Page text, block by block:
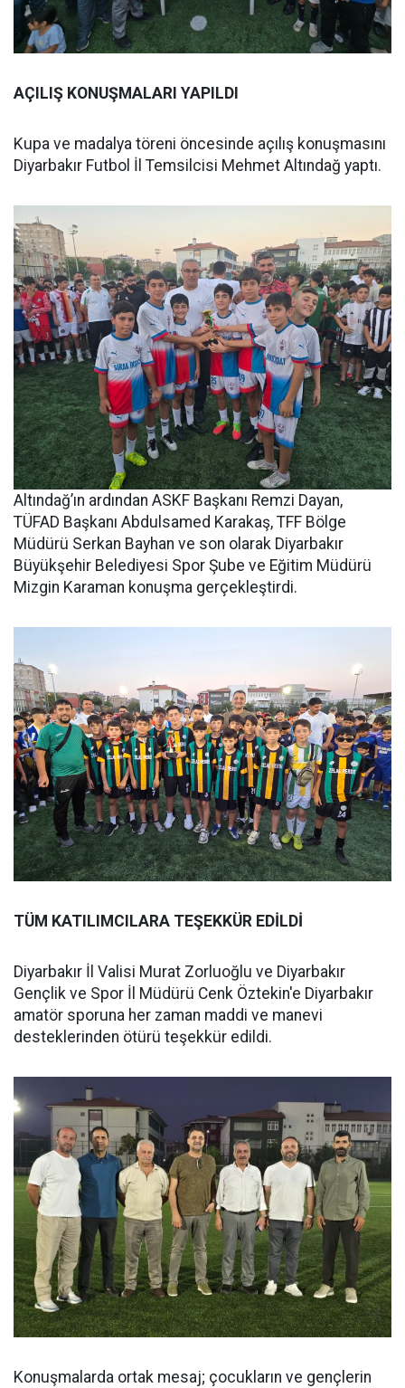
AÇILIŞ KONUŞMALARI YAPILDI
Kupa ve madalya töreni öncesinde açılış konuşmasını
Diyarbakır Futbol İl Temsilcisi Mehmet Altındağ yaptı.
Altındağ’ın ardından ASKF Başkanı Remzi Dayan,
TÜFAD Başkanı Abdulsamed Karakaş, TFF Bölge
Müdürü Serkan Bayhan ve son olarak Diyarbakır
Büyükşehir Belediyesi Spor Şube ve Eğitim Müdürü
Mizgin Karaman konuşma gerçekleştirdi.
TÜM KATILIMCILARA TEŞEKKÜR EDİLDİ
Diyarbakır İl Valisi Murat Zorluoğlu ve Diyarbakır
Gençlik ve Spor İl Müdürü Cenk Öztekin'e Diyarbakır
amatör sporuna her zaman maddi ve manevi
desteklerinden ötürü teşekkür edildi.
Konuşmalarda ortak mesaj; çocukların ve gençlerin